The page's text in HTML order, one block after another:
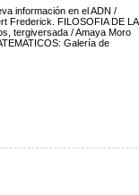
información en el ADN /
Frederick. FILOSOFIA DE LA
tergiversada / Amaya Moro
Galería de